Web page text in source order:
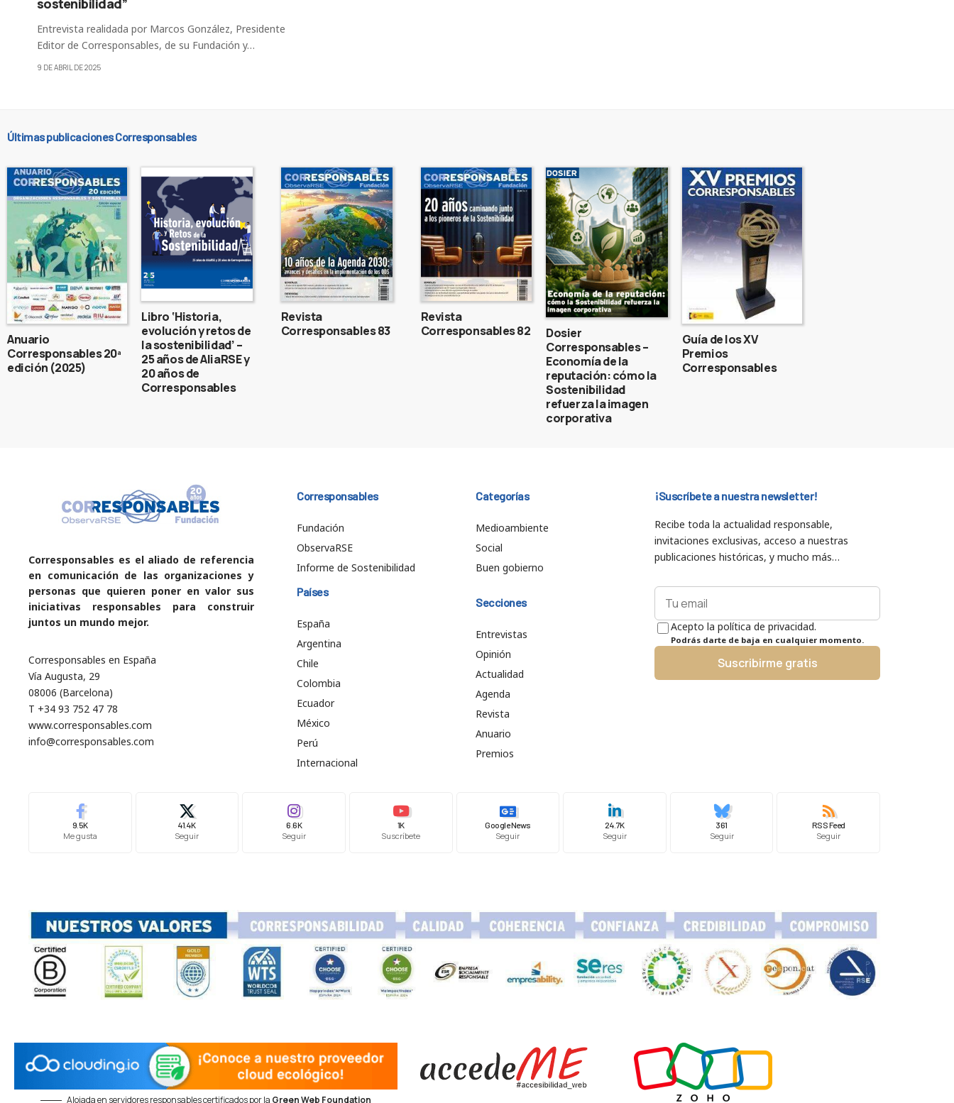
sostenibilidad”
Entrevista realidada por Marcos González, Presidente
Editor de Corresponsables, de su Fundación y…
9 DE ABRIL DE 2025
Últimas publicaciones Corresponsables
Anuario
Corresponsables 20ª
edición (2025)
Libro ‘Historia,
evolución y retos de
la sostenibilidad’ –
25 años de AliaRSE y
20 años de
Corresponsables
Revista
Corresponsables 83
Revista
Corresponsables 82
Dosier
Corresponsables –
Economía de la
reputación: cómo la
Sostenibilidad
refuerza la imagen
corporativa
Guía de los XV
Premios
Corresponsables
Corresponsables es el aliado de referencia
en comunicación de las organizaciones y
personas que quieren poner en valor sus
iniciativas responsables para construir
juntos un mundo mejor.
Corresponsables en España
Vía Augusta, 29
08006 (Barcelona)
T +34 93 752 47 78
www.corresponsables.com
info@corresponsables.com
Corresponsables
Fundación
ObservaRSE
Informe de Sostenibilidad
Países
España
Argentina
Chile
Colombia
Ecuador
México
Perú
Internacional
Categorías
Medioambiente
Social
Buen gobierno
Secciones
Entrevistas
Opinión
Actualidad
Agenda
Revista
Anuario
Premios
¡Suscríbete a nuestra newsletter!
Recibe toda la actualidad responsable,
invitaciones exclusivas, acceso a nuestras
publicaciones históricas, y mucho más…
Acepto la política de privacidad.
Podrás darte de baja en cualquier momento.
Suscribirme gratis
9.5K
Me gusta
41.4K
Seguir
6.6K
Seguir
1K
Suscríbete
Google News
Seguir
24.7K
Seguir
361
Seguir
RSS Feed
Seguir
Alojada en servidores responsables certificados por la Green Web Foundation